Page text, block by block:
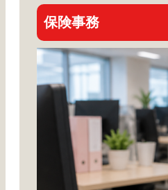
保険事務